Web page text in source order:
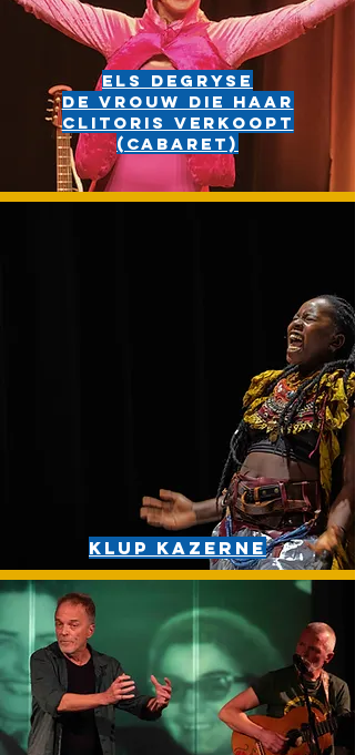
Els Degryse
De vrouw die haar
clitoris verkoopt
(cabaret)
KLUP KAZERNE